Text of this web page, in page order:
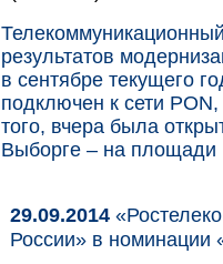
результатов
в сентябре текущего
подключен к сети
того, вчера была
Выборге – на площади
29.09.2014
России» в номинации